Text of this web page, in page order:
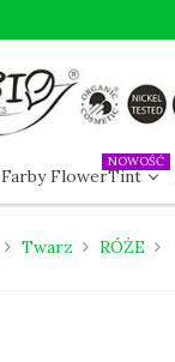
Farby FlowerTint
NOWOŚĆ
Twarz RÓŻE